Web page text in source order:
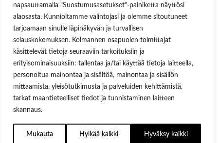
napsauttamalla "Suostumusasetukset"-painiketta näyttösi
alaosasta. Kunnioitamme valintojasi ja olemme sitoutuneet
tarjoamaan sinulle läpinäkyvän ja turvallisen
selauskokemuksen. Kolmannen osapuolen toimittajat
käsittelevät tietoja seuraaviin tarkoituksiin ja
erityisominaisuuksiin: tallentaa ja/tai käyttää tietoja laitteella,
personoitua mainontaa ja sisältöä, mainontaa ja sisällön
mittaamista, yleisötutkimusta ja palveluiden kehittämistä,
tarkat maantieteelliset tiedot ja tunnistaminen laitteen
skannaus.
Mukauta Hylkää kaikki Hyväksy kaikki